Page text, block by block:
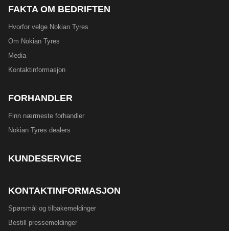
FAKTA OM BEDRIFTEN
Hvorfor velge Nokian Tyres
Om Nokian Tyres
Media
Kontaktinformasjon
FORHANDLER
Finn nærmeste forhandler
Nokian Tyres dealers
KUNDESERVICE
KONTAKTINFORMASJON
Spørsmål og tilbakemeldinger
Bestill pressemeldinger